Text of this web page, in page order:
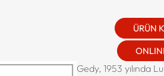
ÜRÜN
Gedy, 1953 yılında